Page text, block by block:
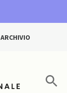
ARCHIVIO